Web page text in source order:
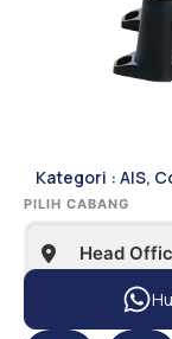
Kategori : AIS,
PILIH CABANG